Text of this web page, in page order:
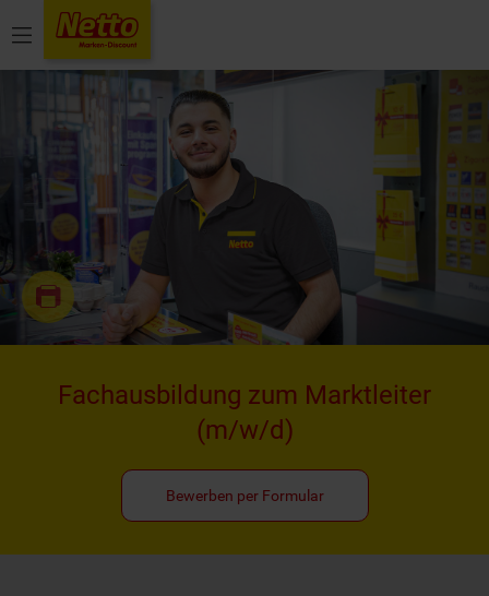
Menü
Fachausbildung zum Marktleiter
(m/w/d)
Bewerben per Formular